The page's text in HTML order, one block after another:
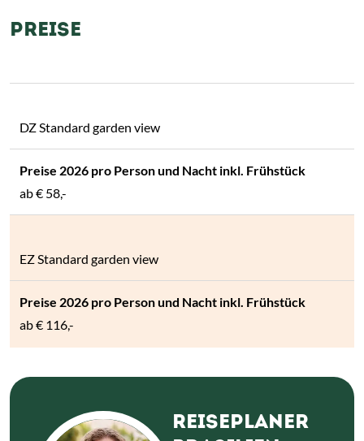
PREISE
DZ Standard garden view
ab€ 58,-
EZ Standard garden view
ab€ 116,-
REISEPLANER